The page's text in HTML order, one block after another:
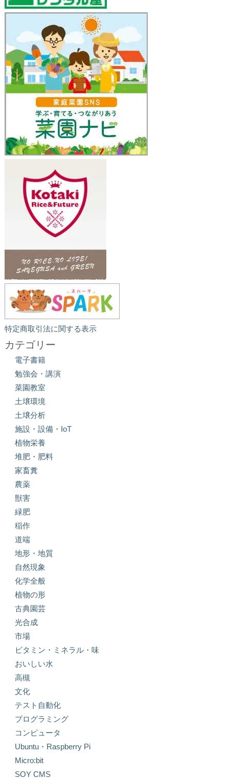
特定商取引法に関する表示
カテゴリー
電子書籍
勉強会・講演
菜園教室
土壌環境
土壌分析
施設・設備・IoT
植物栄養
堆肥・肥料
家畜糞
農薬
獣害
緑肥
稲作
道端
地形・地質
自然現象
化学全般
植物の形
古典園芸
光合成
市場
ビタミン・ミネラル・味
おいしい水
高槻
文化
テスト自動化
プログラミング
コンピュータ
Ubuntu・Raspberry Pi
Micro:bit
SOY CMS